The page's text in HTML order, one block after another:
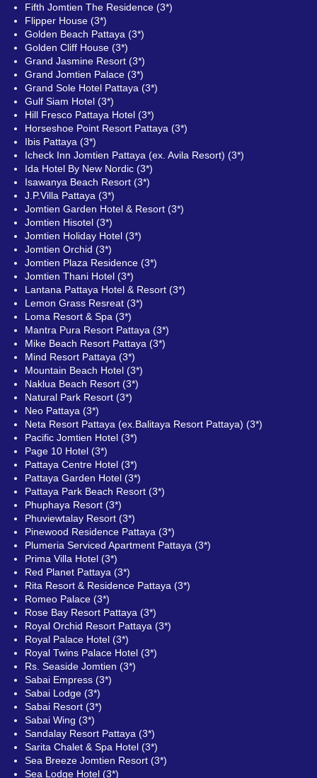
Fifth Jomtien The Residence (3*)
Flipper House (3*)
Golden Beach Pattaya (3*)
Golden Cliff House (3*)
Grand Jasmine Resort (3*)
Grand Jomtien Palace (3*)
Grand Sole Hotel Pattaya (3*)
Gulf Siam Hotel (3*)
Hill Fresco Pattaya Hotel (3*)
Horseshoe Point Resort Pattaya (3*)
Ibis Pattaya (3*)
Icheck Inn Jomtien Pattaya (ex. Avila Resort) (3*)
Ida Hotel By New Nordic (3*)
Isawanya Beach Resort (3*)
J.P.Villa Pattaya (3*)
Jomtien Garden Hotel & Resort (3*)
Jomtien Hisotel (3*)
Jomtien Holiday Hotel (3*)
Jomtien Orchid (3*)
Jomtien Plaza Residence (3*)
Jomtien Thani Hotel (3*)
Lantana Pattaya Hotel & Resort (3*)
Lemon Grass Resreat (3*)
Loma Resort & Spa (3*)
Mantra Pura Resort Pattaya (3*)
Mike Beach Resort Pattaya (3*)
Mind Resort Pattaya (3*)
Mountain Beach Hotel (3*)
Naklua Beach Resort (3*)
Natural Park Resort (3*)
Neo Pattaya (3*)
Neta Resort Pattaya (ex.Balitaya Resort Pattaya) (3*)
Pacific Jomtien Hotel (3*)
Page 10 Hotel (3*)
Pattaya Centre Hotel (3*)
Pattaya Garden Hotel (3*)
Pattaya Park Beach Resort (3*)
Phuphaya Resort (3*)
Phuviewtalay Resort (3*)
Pinewood Residence Pattaya (3*)
Plumeria Serviced Apartment Pattaya (3*)
Prima Villa Hotel (3*)
Red Planet Pattaya (3*)
Rita Resort & Residence Pattaya (3*)
Romeo Palace (3*)
Rose Bay Resort Pattaya (3*)
Royal Orchid Resort Pattaya (3*)
Royal Palace Hotel (3*)
Royal Twins Palace Hotel (3*)
Rs. Seaside Jomtien (3*)
Sabai Empress (3*)
Sabai Lodge (3*)
Sabai Resort (3*)
Sabai Wing (3*)
Sandalay Resort Pattaya (3*)
Sarita Chalet & Spa Hotel (3*)
Sea Breeze Jomtien Resort (3*)
Sea Lodge Hotel (3*)